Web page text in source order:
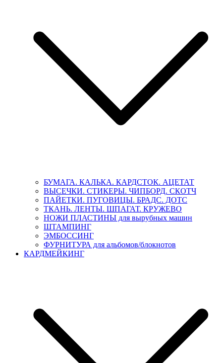
БУМАГА. КАЛЬКА. КАРДСТОК. АЦЕТАТ
ВЫСЕЧКИ. СТИКЕРЫ. ЧИПБОРД. СКОТЧ
ПАЙЕТКИ. ПУГОВИЦЫ. БРАДС. ДОТС
ТКАНЬ. ЛЕНТЫ. ШПАГАТ. КРУЖЕВО
НОЖИ ПЛАСТИНЫ для вырубных машин
ШТАМПИНГ
ЭМБОССИНГ
ФУРНИТУРА для альбомов/блокнотов
КАРДМЕЙКИНГ